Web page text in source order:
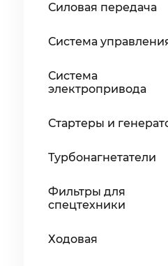
Силовая передача
Система
Система
электропривода
Стартеры и
Турбонагнетатели
Фильтры для
спецтехники
Ходовая